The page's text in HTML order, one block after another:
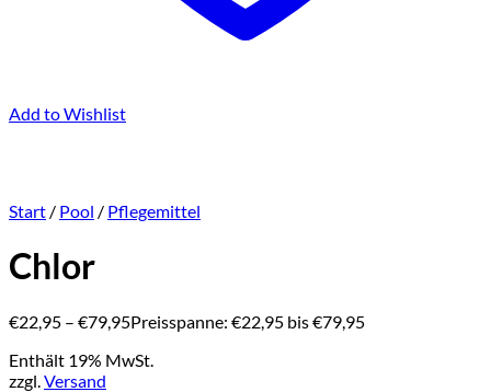
Add to Wishlist
Start / Pool / Pflegemittel
Chlor
€22,95 – €79,95Preisspanne: €22,95 bis €79,95
Enthält 19% MwSt.
zzgl.Versand